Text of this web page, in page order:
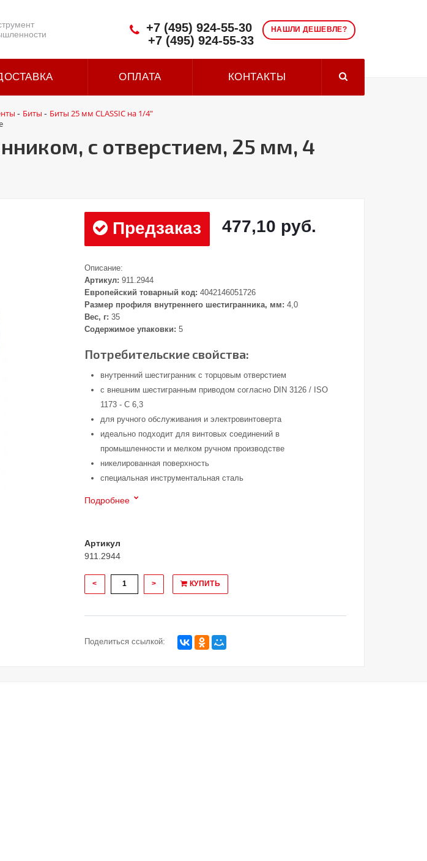
НАШЛИ ДЕШЕВЛЕ?
+7 (495) 924-55-30
+7 (495) 924-55-33
ОПЛАТА КОНТАКТЫ
- Биты - Биты 25 мм CLASSIC на 1/4"
с отверстием, 25 мм, 4
Предзаказ 477,10 руб.
Описание:
Артикул: 911.2944
Европейский товарный код: 4042146051726
Размер профиля внутреннего шестигранника, мм: 4,0
Вес, г: 35
Содержимое упаковки: 5
Потребительские свойства:
внутренний шестигранник с торцовым отверстием
с внешним шестигранным приводом согласно DIN 3126 / ISO
1173 - C 6,3
для ручного обслуживания и электровинтоверта
идеально подходит для винтовых соединений в
промышленности и мелком ручном производстве
никелированная поверхность
специальная инструментальная сталь
Подробнее
Артикул
911.2944
< > КУПИТЬ
Поделиться ссылкой: